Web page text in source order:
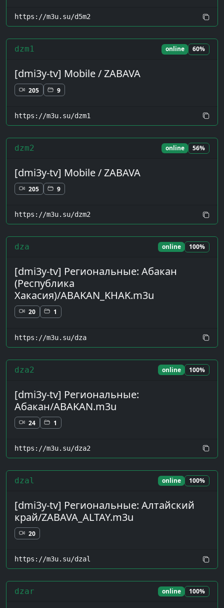
https://m3u.su/d5m2
dzm1 online 60%
[dmi3y-tv] Mobile / ZABAVA
205 9
https://m3u.su/dzm1
dzm2 online 56%
[dmi3y-tv] Mobile / ZABAVA
205 9
https://m3u.su/dzm2
dza online 100%
[dmi3y-tv] Региональные: Абакан
(Республика
Хакасия)/ABAKAN_KHAK.m3u
20 1
https://m3u.su/dza
dza2 online 100%
[dmi3y-tv] Региональные:
Абакан/ABAKAN.m3u
24 1
https://m3u.su/dza2
dzal online 100%
[dmi3y-tv] Региональные: Алтайский
край/ZABAVA_ALTAY.m3u
20
https://m3u.su/dzal
dzar online 100%